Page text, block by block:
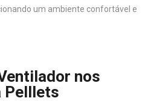
um ambiente confortável e
nos
Pelllets